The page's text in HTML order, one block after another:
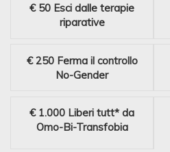
€ 50 Esci dalle terapie
riparative
€ 250 Ferma il controllo
No-Gender
€ 1.000 Liberi tutt* da
Omo-Bi-Transfobia